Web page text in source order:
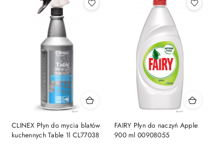
CLINEX Płyn do mycia blatów
kuchennych Table 1l CL77038
FAIRY Płyn do naczyń Apple
900 ml 00908055